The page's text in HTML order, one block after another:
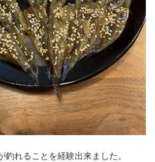
釣れることを経験出来ました。